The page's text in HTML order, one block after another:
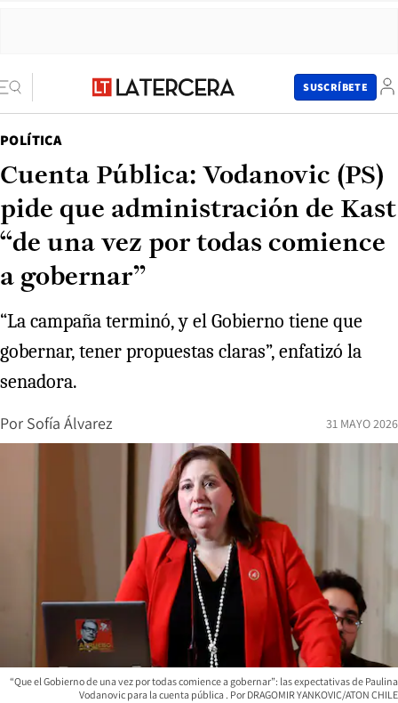
SUSCRÍBETE
POLÍTICA
Cuenta Pública: Vodanovic (PS)
pide que administración de Kast
“de una vez por todas comience
a gobernar”
“La campaña terminó, y el Gobierno tiene que
gobernar, tener propuestas claras”, enfatizó la
senadora.
Por Sofía Álvarez 31 MAYO 2026
“Que el Gobierno de una vez por todas comience a gobernar”: las expectativas de Paulina
Vodanovic para la cuenta pública
DRAGOMIR YANKOVIC/ATON CHILE